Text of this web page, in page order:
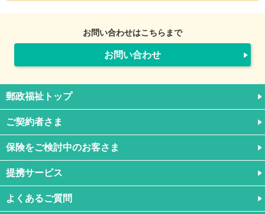
お問い合わせはこちらまで
お問い合わせ
郵政福祉トップ
ご契約者さま
保険をご検討中のお客さま
提携サービス
よくあるご質問